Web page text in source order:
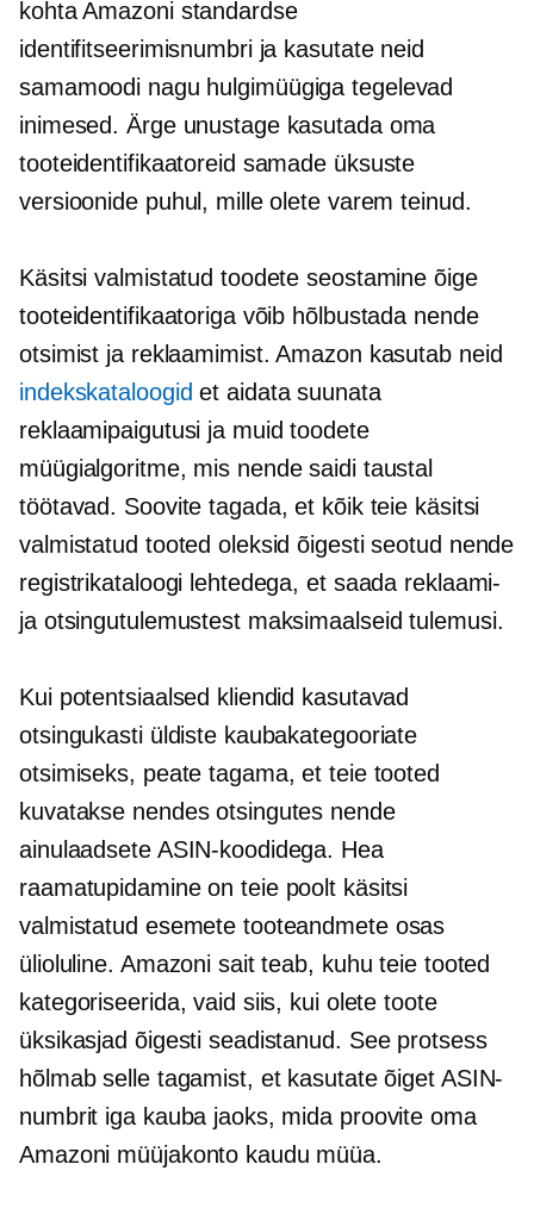
kohta Amazoni standardse
identifitseerimisnumbri ja kasutate neid
samamoodi nagu hulgimüügiga tegelevad
inimesed. Ärge unustage kasutada oma
tooteidentifikaatoreid samade üksuste
versioonide puhul, mille olete varem teinud.
Käsitsi valmistatud toodete seostamine õige
tooteidentifikaatoriga võib hõlbustada nende
otsimist ja reklaamimist. Amazon kasutab neid
indekskataloogid et aidata suunata
reklaamipaigutusi ja muid toodete
müügialgoritme, mis nende saidi taustal
töötavad. Soovite tagada, et kõik teie käsitsi
valmistatud tooted oleksid õigesti seotud nende
registrikataloogi lehtedega, et saada reklaami-
ja otsingutulemustest maksimaalseid tulemusi.
Kui potentsiaalsed kliendid kasutavad
otsingukasti üldiste kaubakategooriate
otsimiseks, peate tagama, et teie tooted
kuvatakse nendes otsingutes nende
ainulaadsete ASIN-koodidega. Hea
raamatupidamine on teie poolt käsitsi
valmistatud esemete tooteandmete osas
ülioluline. Amazoni sait teab, kuhu teie tooted
kategoriseerida, vaid siis, kui olete toote
üksikasjad õigesti seadistanud. See protsess
hõlmab selle tagamist, et kasutate õiget ASIN-
numbrit iga kauba jaoks, mida proovite oma
Amazoni müüjakonto kaudu müüa.